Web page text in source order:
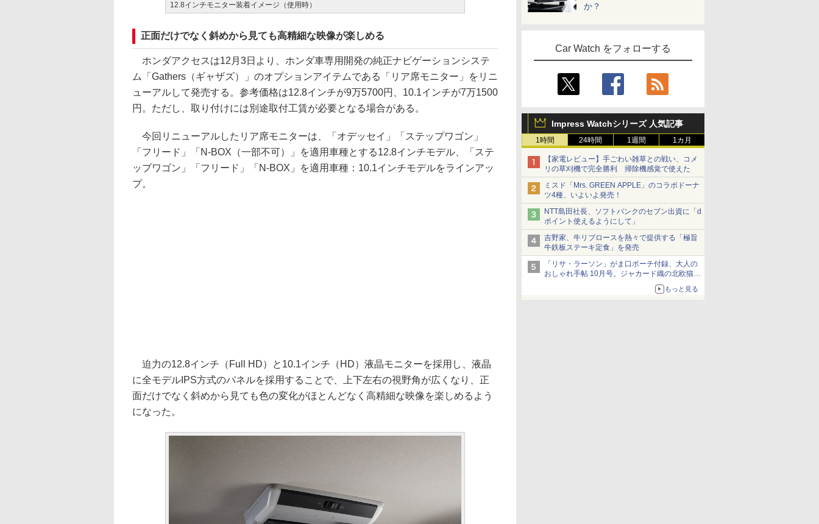
か？
Car Watch をフォローする
Impress Watchシリーズ 人気記事
1時間 24時間 1週間 1カ月
【家電レビュー】手ごわい雑草との戦い、コメ
リの草刈機で完全勝利 掃除機感覚で使えた
ミスド「Mrs. GREEN APPLE」のコラボドーナ
ツ4種、いよいよ発売！
NTT島田社長、ソフトバンクのセブン出資に「d
ポイント使えるようにして」
吉野家、牛リブロースを熱々で提供する「極旨
牛鉄板ステーキ定食」を発売
「リサ・ラーソン」がま口ポーチ付録、大人の
おしゃれ手帖 10月号。ジャカード織の北欧猫デ
もっと見る
12.8インチモニター装着イメージ（使用時）
正面だけでなく斜めから見ても高精細な映像が楽しめる
ホンダアクセスは12月3日より、ホンダ車専用開発の純正ナビゲーションシステ
ム「Gathers（ギャザズ）」のオプションアイテムである「リア席モニター」をリニ
ューアルして発売する。参考価格は12.8インチが9万5700円、10.1インチが7万1500
円。ただし、取り付けには別途取付工賃が必要となる場合がある。
今回リニューアルしたリア席モニターは、「オデッセイ」「ステップワゴン」
「フリード」「N-BOX（一部不可）」を適用車種とする12.8インチモデル、「ステ
ップワゴン」「フリード」「N-BOX」を適用車種：10.1インチモデルをラインアッ
プ。
迫力の12.8インチ（Full HD）と10.1インチ（HD）液晶モニターを採用し、液晶
に全モデルIPS方式のパネルを採用することで、上下左右の視野角が広くなり、正
面だけでなく斜めから見ても色の変化がほとんどなく高精細な映像を楽しめるよう
になった。